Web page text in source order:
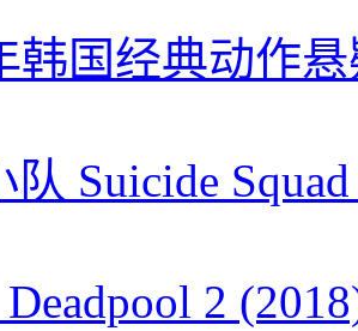
韩国经典动作
队 Suicide
2